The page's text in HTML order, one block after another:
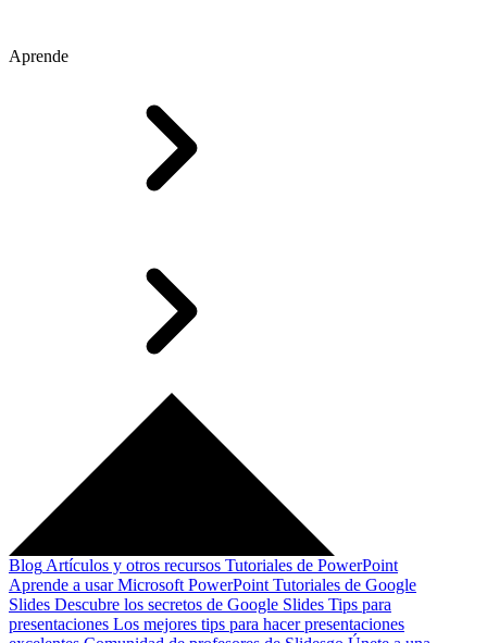
Aprende
Blog Artículos y otros recursos Tutoriales de PowerPoint
Aprende a usar Microsoft PowerPoint Tutoriales de Google
Slides Descubre los secretos de Google Slides Tips para
presentaciones Los mejores tips para hacer presentaciones